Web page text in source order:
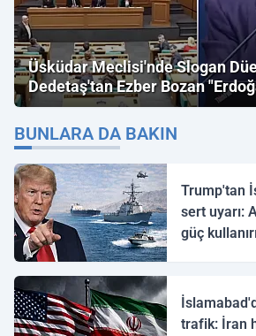
Üsküdar Meclisi'nde Slogan
Dedetaş'tan Ezber Bozan
"İmamoğlu" Çıkışı!
BUNLARA DA BAKIN
Trump'tan
sert uyarı:
güç
trafik: İran